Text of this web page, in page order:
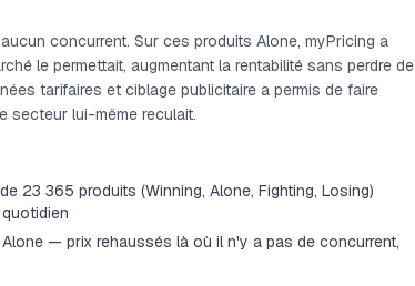
concurrent. Sur ces produits Alone, myPricing a
le permettait, augmentant la rentabilité sans perdre de
tarifaires et ciblage publicitaire a permis de faire
secteur lui-même reculait.
23 365 produits (Winning, Alone, Fighting, Losing)
— prix rehaussés là où il n'y a pas de concurrent,